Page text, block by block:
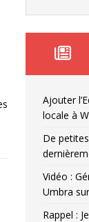
Ajouter
locale à
De
Vidéo :
Umbra
Rappel :